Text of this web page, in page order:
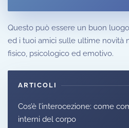
Questo può essere un buon
ed i tuoi amici sulle ultime novità
fisico, psicologico ed emotivo.
ARTICOLI
Cos’è l’interocezione: come
interni del corpo